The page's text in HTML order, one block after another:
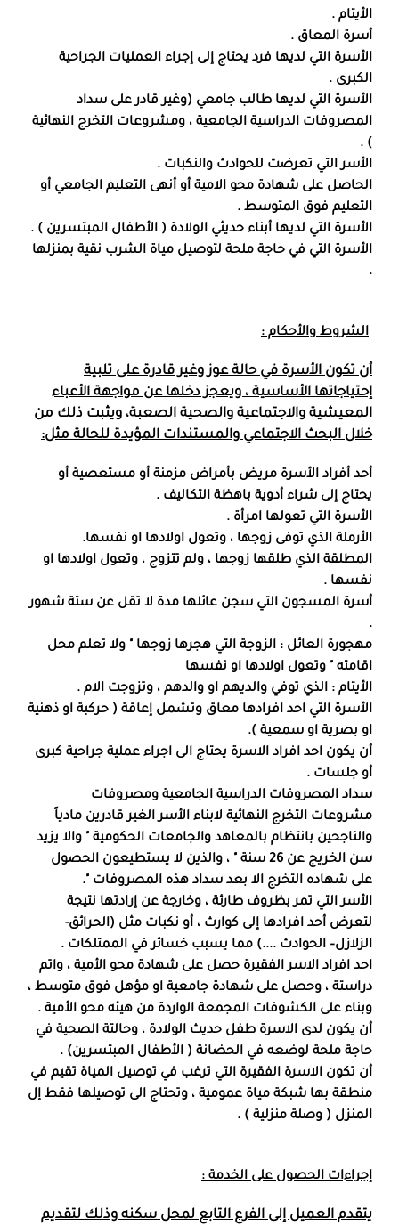
الأيتام .
أسرة المعاق .
الأسرة التي لديها فرد يحتاج إلى إجراء العمليات الجراحية
الكبرى .
الأسرة التي لديها طالب جامعي (وغير قادر على سداد
المصروفات الدراسية الجامعية ، ومشروعات التخرج النهائية
) .
الأسر التي تعرضت للحوادث والنكبات .
الحاصل على شهادة محو الامية أو أنهى التعليم الجامعي أو
التعليم فوق المتوسط .
الأسرة التي لديها أبناء حديثي الولادة ( الأطفال المبتسرين ) .
الأسرة التي في حاجة ملحة لتوصيل مياة الشرب نقية بمنزلها
.
الشروط والأحكام :
أن تكون الأسرة في حالة عوز وغير قادرة على تلبية
إحتياجاتها الأساسية ، ويعجز دخلها عن مواجهة الأعباء
المعيشية والاجتماعية والصحية الصعبة، ويثبت ذلك من
خلال البحث الاجتماعي والمستندات المؤيدة للحالة مثل:
أحد أفراد الأسرة مريض بأمراض مزمنة أو مستعصية أو
يحتاج إلى شراء أدوية باهظة التكاليف .
الأسرة التي تعولها امرأة .
الأرملة الذي توفى زوجها ، وتعول اولادها او نفسها.
المطلقة الذي طلقها زوجها ، ولم تتزوج ، وتعول اولادها او
نفسها .
أسرة المسجون التي سجن عائلها مدة لا تقل عن ستة شهور
.
مهجورة العائل : الزوجة التي هجرها زوجها " ولا تعلم محل
اقامته " وتعول اولادها او نفسها
الأيتام : الذي توفي والديهم او والدهم ، وتزوجت الام .
الأسرة التي احد افرادها معاق وتشمل إعاقة ( حركبة او ذهنية
او بصرية او سمعية ).
أن يكون احد افراد الاسرة يحتاج الى اجراء عملية جراحية كبرى
أو جلسات .
سداد المصروفات الدراسية الجامعية ومصروفات
مشروعات التخرج النهائية لابناء الأسر الغير قادرين مادياً
والناجحين بانتظام بالمعاهد والجامعات الحكومية " والا يزيد
سن الخريج عن 26 سنة " ، والذين لا يستطيعون الحصول
على شهاده التخرج الا بعد سداد هذه المصروفات ".
الأسر التي تمر بظروف طارئة ، وخارجة عن إرادتها نتيجة
لتعرض أحد افرادها إلى كوارث ، أو نكبات مثل (الحرائق-
الزلازل– الحوادث ....) مما يسبب خسائر في الممتلكات .
احد افراد الاسر الفقيرة حصل على شهادة محو الأمية ، واتم
دراستة ، وحصل على شهادة جامعية او مؤهل فوق متوسط ،
وبناء على الكشوفات المجمعة الواردة من هيئه محو الأمية .
أن يكون لدى الاسرة طفل حديث الولادة ، وحالتة الصحية في
حاجة ملحة لوضعه في الحضانة ( الأطفال المبتسرين) .
أن تكون الاسرة الفقيرة التي ترغب في توصيل المياة تقيم في
منطقة بها شبكة مياة عمومية ، وتحتاج الى توصيلها فقط إل
المنزل ( وصلة منزلية ) .
إجراءات الحصول على الخدمة :
يتقدم العميل إلى الفرع التابع لمحل سكنه وذلك لتقديم